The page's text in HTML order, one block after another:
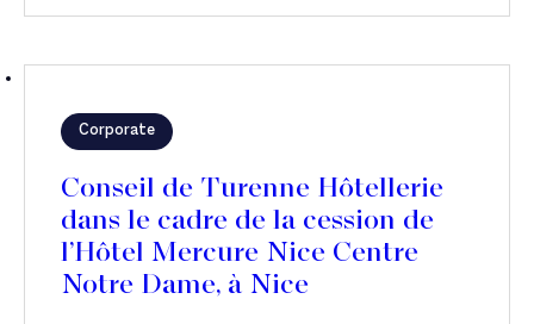
Corporate
Conseil de Turenne Hôtellerie
dans le cadre de la cession de
l’Hôtel Mercure Nice Centre
Notre Dame, à Nice